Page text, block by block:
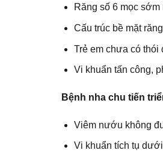
Răng số 6 mọc
Cấu trúc bề mặt
Trẻ em chưa có thói
Vi khuẩn tấn công,
Bệnh nha chu tiến
Viêm nướu không
Vi khuẩn tích tụ